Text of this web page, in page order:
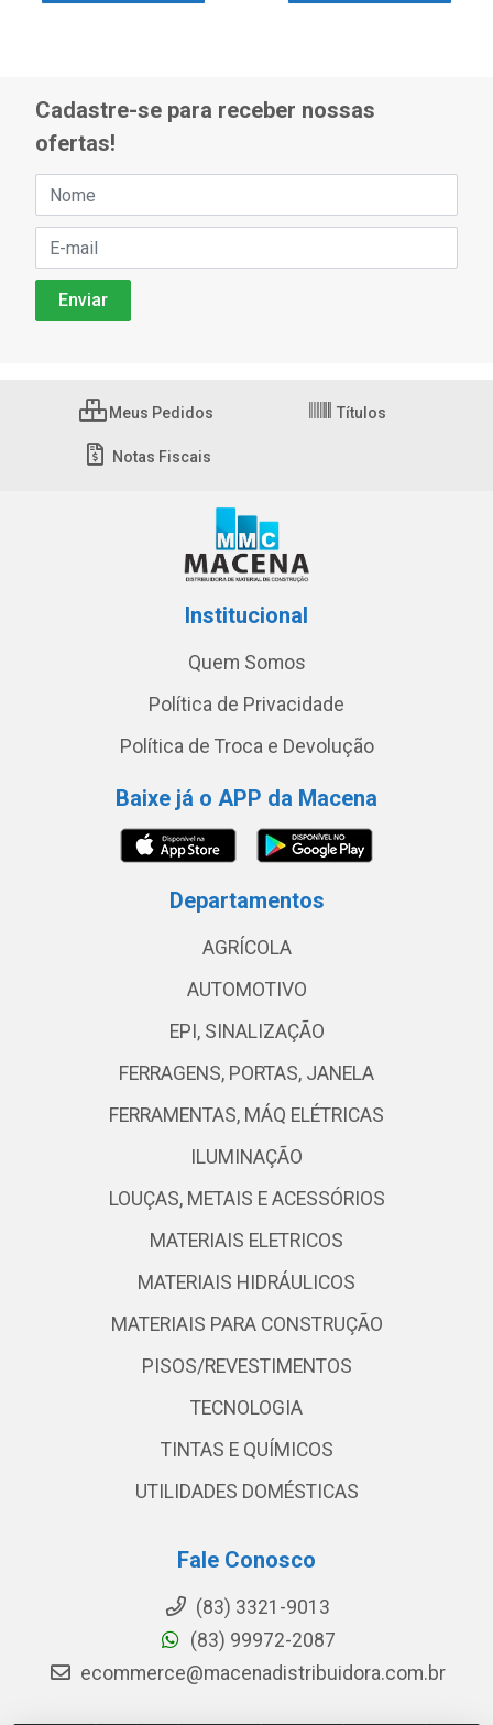
Cadastre-se para receber nossas
ofertas!
Meus Pedidos Títulos
Notas Fiscais
Institucional
Quem Somos
Política de Privacidade
Política de Troca e Devolução
Baixe já o APP da Macena
Departamentos
AGRÍCOLA
AUTOMOTIVO
EPI, SINALIZAÇÃO
FERRAGENS, PORTAS, JANELA
FERRAMENTAS, MÁQ ELÉTRICAS
ILUMINAÇÃO
LOUÇAS, METAIS E ACESSÓRIOS
MATERIAIS ELETRICOS
MATERIAIS HIDRÁULICOS
MATERIAIS PARA CONSTRUÇÃO
PISOS/REVESTIMENTOS
TECNOLOGIA
TINTAS E QUÍMICOS
UTILIDADES DOMÉSTICAS
Fale Conosco
(83) 3321-9013
(83) 99972-2087
ecommerce@macenadistribuidora.com.br